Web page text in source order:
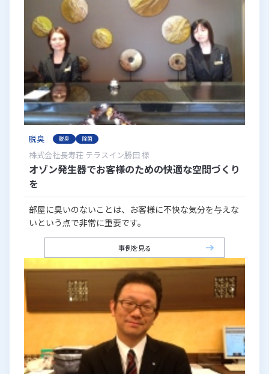
脱臭 脱臭 除菌
株式会社長寿荘 テラスイン勝田 様
オゾン発生器でお客様のための快適な空間づくり
を
部屋に臭いのないことは、お客様に不快な気分を与えな
いという点で非常に重要です。
事例を見る